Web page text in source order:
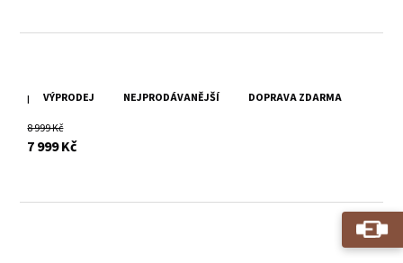
VÝPRODEJ NEJPRODÁVANĚJŠÍ DOPRAVA ZDARMA
Pánský černý kožený kabát DMRevilio
8 999 Kč
7 999 Kčs DPH